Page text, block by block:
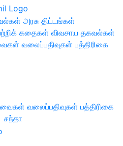
அரசு திட்டங்கள்
கதைகள் விவசாய தகவல்கள்
வலைப்பதிவுகள் பத்திரிகை
வலைப்பதிவுகள் பத்திரிகை
சந்தா